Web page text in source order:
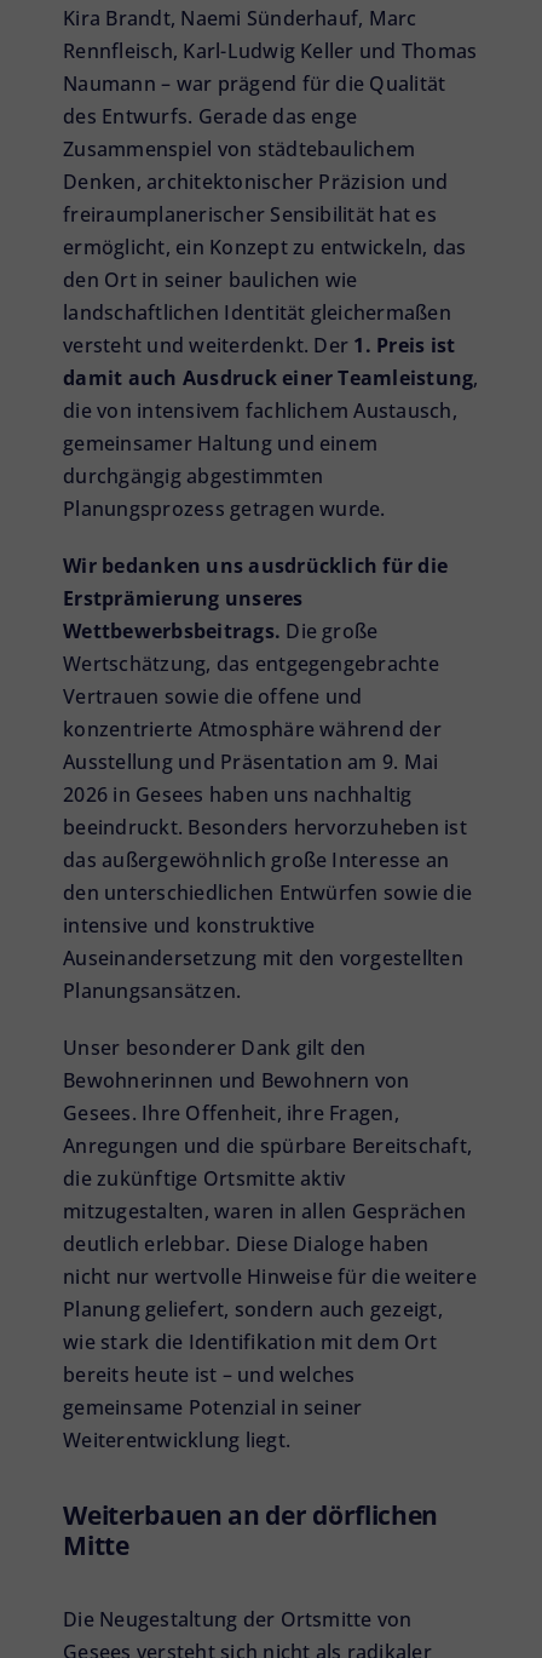
Kira Brandt, Naemi Sünderhauf, Marc
Rennfleisch, Karl-Ludwig Keller und Thomas
Naumann – war prägend für die Qualität
des Entwurfs. Gerade das enge
Zusammenspiel von städtebaulichem
Denken, architektonischer Präzision und
freiraumplanerischer Sensibilität hat es
ermöglicht, ein Konzept zu entwickeln, das
den Ort in seiner baulichen wie
landschaftlichen Identität gleichermaßen
versteht und weiterdenkt. Der 1. Preis ist
damit auch Ausdruck einer Teamleistung,
die von intensivem fachlichem Austausch,
gemeinsamer Haltung und einem
durchgängig abgestimmten
Planungsprozess getragen wurde.
Wir bedanken uns ausdrücklich für die
Erstprämierung unseres
Wettbewerbsbeitrags. Die große
Wertschätzung, das entgegengebrachte
Vertrauen sowie die offene und
konzentrierte Atmosphäre während der
Ausstellung und Präsentation am 9. Mai
2026 in Gesees haben uns nachhaltig
beeindruckt. Besonders hervorzuheben ist
das außergewöhnlich große Interesse an
den unterschiedlichen Entwürfen sowie die
intensive und konstruktive
Auseinandersetzung mit den vorgestellten
Planungsansätzen.
Unser besonderer Dank gilt den
Bewohnerinnen und Bewohnern von
Gesees. Ihre Offenheit, ihre Fragen,
Anregungen und die spürbare Bereitschaft,
die zukünftige Ortsmitte aktiv
mitzugestalten, waren in allen Gesprächen
deutlich erlebbar. Diese Dialoge haben
nicht nur wertvolle Hinweise für die weitere
Planung geliefert, sondern auch gezeigt,
wie stark die Identifikation mit dem Ort
bereits heute ist – und welches
gemeinsame Potenzial in seiner
Weiterentwicklung liegt.
Weiterbauen an der dörflichen
Mitte
Die Neugestaltung der Ortsmitte von
Gesees versteht sich nicht als radikaler